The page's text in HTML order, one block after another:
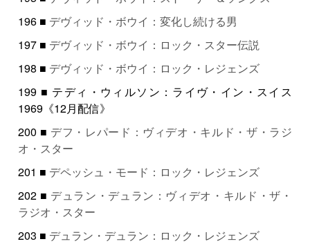
196 ■ デヴィッド・ボウイ：変化し続ける男
197 ■ デヴィッド・ボウイ：ロック・スター伝説
198 ■ デヴィッド・ボウイ：ロック・レジェンズ
199 ■ テディ・ウィルソン：ライヴ・イン・スイス
1969《12月配信》
200 ■ デフ・レパード：ヴィデオ・キルド・ザ・ラジ
オ・スター
201 ■ デペッシュ・モード：ロック・レジェンズ
202 ■ デュラン・デュラン：ヴィデオ・キルド・ザ・
ラジオ・スター
203 ■ デュラン・デュラン：ロック・レジェンズ